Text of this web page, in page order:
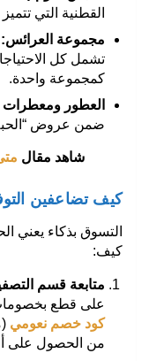
القطنية التي
مجموعة العرائس:
تشمل كل
كمجموعة واحدة.
العطور
ضمن عروض “الحبة
شاهد مقال
كيف تضاعفين
التسوق بذكاء
كيف:
متابعة قسم
على قطع بخصومات
كود خصم نعومي
من الحصول على